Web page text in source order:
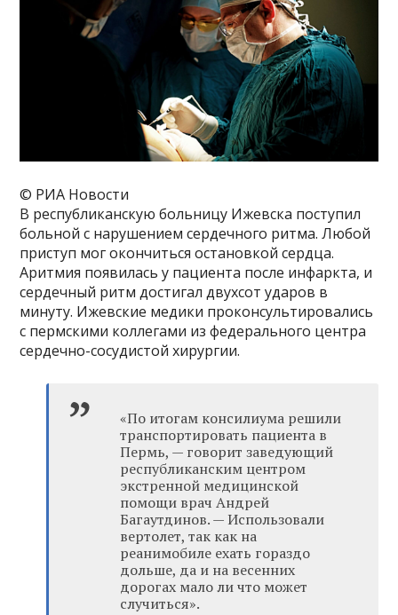
© РИА Новости
В республиканскую больницу Ижевска поступил
больной с нарушением сердечного ритма. Любой
приступ мог окончиться остановкой сердца.
Аритмия появилась у пациента после инфаркта, и
сердечный ритм достигал двухсот ударов в
минуту. Ижевские медики проконсультировались
с пермскими коллегами из федерального центра
сердечно-сосудистой хирургии.
«По итогам консилиума решили
транспортировать пациента в
Пермь, — говорит заведующий
республиканским центром
экстренной медицинской
помощи врач Андрей
Багаутдинов. — Использовали
вертолет, так как на
реанимобиле ехать гораздо
дольше, да и на весенних
дорогах мало ли что может
случиться».